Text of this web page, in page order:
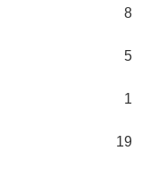
8
5
1
19